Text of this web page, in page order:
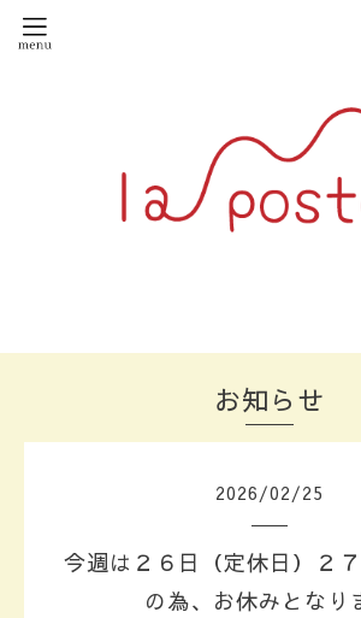
お知らせ
2026/02/25
今週は２６日（定休日）２
の為、お休みとなり